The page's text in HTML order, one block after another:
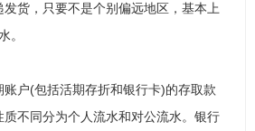
货，只要不是个别偏远地区，基本上
。
户(包括活期存折和银行卡)的存取款
不同分为个人流水和对公流水。银行